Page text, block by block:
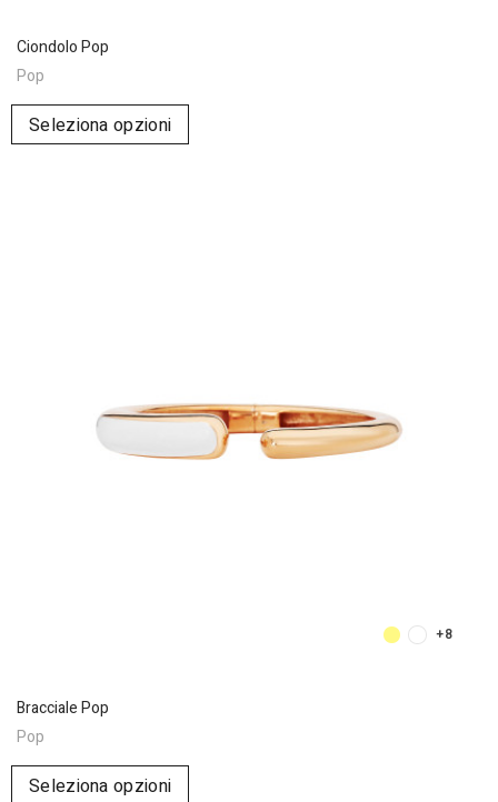
Ciondolo Pop
Pop
Seleziona opzioni
+8
Bracciale Pop
Pop
Seleziona opzioni